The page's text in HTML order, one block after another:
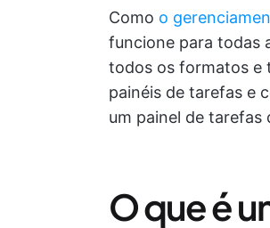
Como o
funcione para todas
todos os formatos e
painéis de tarefas e
um painel de tarefas
O que é